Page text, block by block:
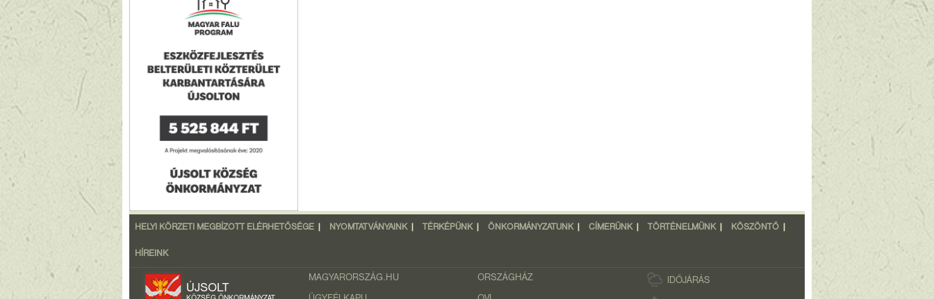
HELYI KÖRZETI MEGBÍZOTT ELÉRHETŐSÉGE NYOMTATVÁNYAINK TÉRKÉPÜNK ÖNKORMÁNYZATUNK CÍMERÜNK TÖRTÉNELMÜNK KÖSZÖNTŐ
HÍREINK
ÚJSOLT
MAGYARORSZÁG.HU ORSZÁGHÁZ IDŐJÁRÁS